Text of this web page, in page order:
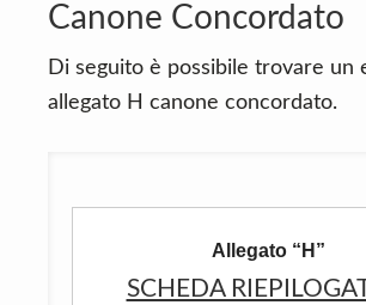
Canone Concordato
Di seguito è possibile trovare un
allegato H canone concordato.
Allegato “H”
SCHEDA